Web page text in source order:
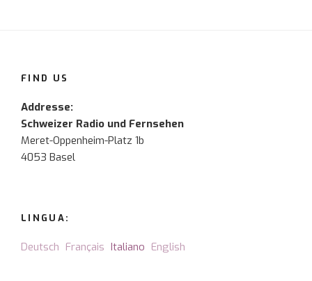
FIND US
Addresse:
Schweizer Radio und Fernsehen
Meret-Oppenheim-Platz 1b
4053 Basel
LINGUA:
Deutsch Français Italiano English